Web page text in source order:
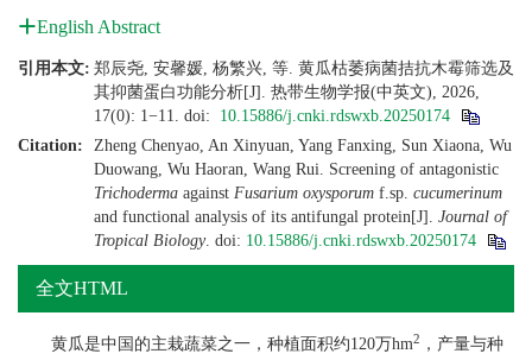
English Abstract
引用本文: 郑辰尧, 安馨媛, 杨繁兴, 等. 黄瓜枯萎病菌拮抗木霉筛选及
其抑菌蛋白功能分析[J]. 热带生物学报(中英文), 2026,
17(0): 1−11. doi: 10.15886/j.cnki.rdswxb.20250174
Citation:
Zheng Chenyao, An Xinyuan, Yang Fanxing, Sun Xiaona, Wu
Duowang, Wu Haoran, Wang Rui. Screening of antagonistic
Trichoderma against Fusarium oxysporum f.sp. cucumerinum
and functional analysis of its antifungal protein[J]. Journal of
Tropical Biology. doi: 10.15886/j.cnki.rdswxb.20250174
全文HTML
黄瓜是中国的主栽蔬菜之一，种植面积约120万hm2
，产量与种